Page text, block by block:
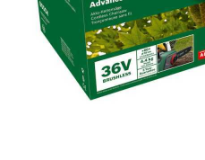
Royal Food
Ryobi
S.T.P.